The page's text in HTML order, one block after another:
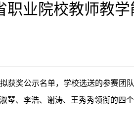
职业院校教师教
奖公示名单，学校选送的参赛团
、李浩、谢涛、王秀秀领衔的四